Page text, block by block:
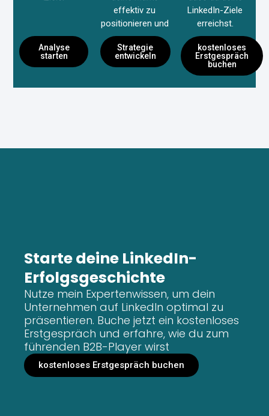
effektiv zu
positionieren und
zu stärken
LinkedIn-Ziele
erreichst.
Analyse
starten
Strategie
entwickeln
kostenloses
Erstgespräch
buchen
Starte deine LinkedIn-
Erfolgsgeschichte
Nutze mein Expertenwissen, um dein
Unternehmen auf LinkedIn optimal zu
präsentieren. Buche jetzt ein kostenloses
Erstgespräch und erfahre, wie du zum
führenden B2B-Player wirst
kostenloses Erstgespräch buchen